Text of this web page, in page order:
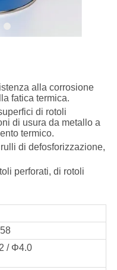
alla corrosione
fatica termica.
di rotoli
di usura da metallo a
termico.
di defosforizzazione,
perforati, di rotoli
/ Φ4.0